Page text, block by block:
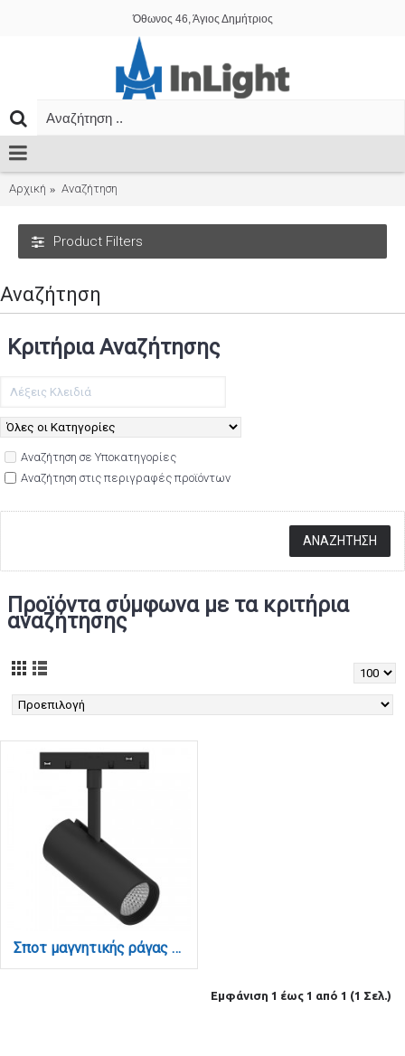
Όθωνος 46, Άγιος Δημήτριος
Αρχική Αναζήτηση
Product Filters
Αναζήτηση
Κριτήρια Αναζήτησης
Αναζήτηση σε Υποκατηγορίες
Αναζήτηση στις περιγραφές προϊόντων
Προϊόντα σύμφωνα με τα κριτήρια
αναζήτησης
Σποτ μαγνητικής ράγας LED 10W 4000K σε μαύρη απόχρωση D:14,5cmX14,5cm (T01902-BL)
Εμφάνιση 1 έως 1 από 1 (1 Σελ.)